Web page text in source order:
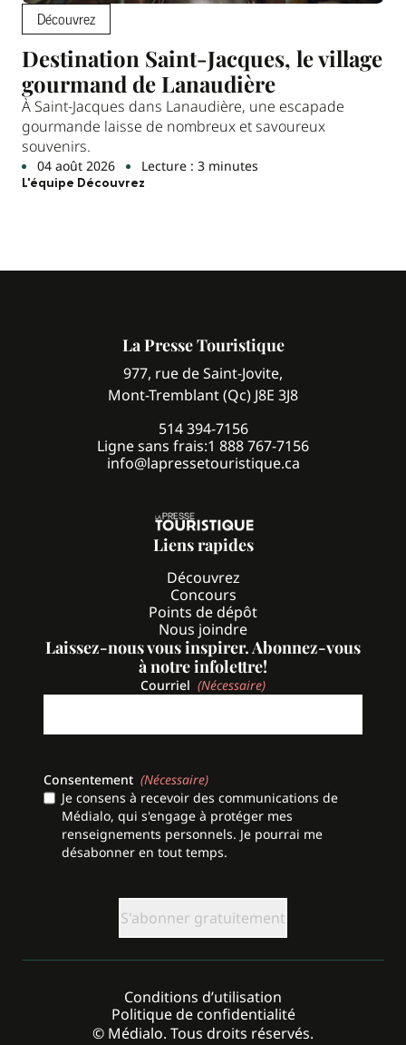
Découvrez
Destination Saint-Jacques, le village
gourmand de Lanaudière
À Saint-Jacques dans Lanaudière, une escapade
gourmande laisse de nombreux et savoureux
souvenirs.
04 août 2026 Lecture : 3 minutes
L'équipe Découvrez
La Presse Touristique
977, rue de Saint-Jovite,
Mont-Tremblant (Qc) J8E 3J8
514 394-7156
Ligne sans frais:1 888 767-7156
info@lapressetouristique.ca
Liens rapides
Découvrez
Concours
Points de dépôt
Nous joindre
Laissez-nous vous inspirer. Abonnez-vous
à notre infolettre!
Courriel (Nécessaire)
Consentement (Nécessaire)
Je consens à recevoir des communications de
Médialo, qui s'engage à protéger mes
renseignements personnels. Je pourrai me
désabonner en tout temps.
© Médialo. Tous droits réservés.
Conditions d’utilisation
Politique de confidentialité